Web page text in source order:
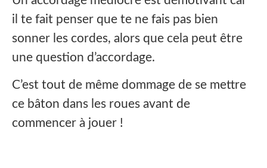
il te fait penser que te ne fais pas bien
sonner les cordes, alors que cela peut être
une question d’accordage.
C’est tout de même dommage de se mettre
ce bâton dans les roues avant de
commencer à jouer !